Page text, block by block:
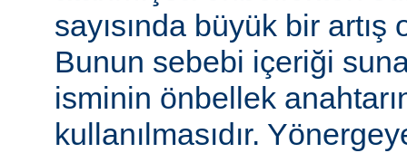
sayısında büyük bir
Bunun sebebi içeriği
isminin önbellek
kullanılmasıdır.